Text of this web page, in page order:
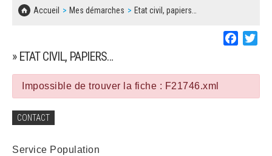
Accueil Mes démarches Etat civil, papiers…
» ETAT CIVIL, PAPIERS…
Impossible de trouver la fiche : F21746.xml
CONTACT
Service Population
CONCERTATIONS PUBLIQUES
SOLIDARITÉ, LOGEMENT
EMPLOI
URBANISME
BESOIN D'UNE AIDE ?
LES ASSOCIATIONS
MARCHÉS PUBLICS
SUR LES RISQUES MAJEURS
REGLEMENT LOCAL DE PUBLICITÉ
DECLARATION DE DEMARCHAGE